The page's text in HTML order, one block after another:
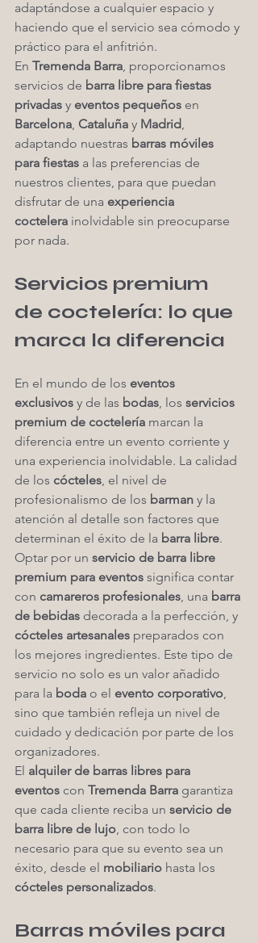
adaptándose a cualquier espacio y
haciendo que el servicio sea cómodo y
práctico para el anfitrión.
En Tremenda Barra, proporcionamos
servicios de barra libre para fiestas
privadas y eventos pequeños en
Barcelona, Cataluña y Madrid,
adaptando nuestras barras móviles
para fiestas a las preferencias de
nuestros clientes, para que puedan
disfrutar de una experiencia
coctelera inolvidable sin preocuparse
por nada.
Servicios premium
de coctelería: lo que
marca la diferencia
En el mundo de los eventos
exclusivos y de las bodas, los servicios
premium de coctelería marcan la
diferencia entre un evento corriente y
una experiencia inolvidable. La calidad
de los cócteles, el nivel de
profesionalismo de los barman y la
atención al detalle son factores que
determinan el éxito de la barra libre.
Optar por un servicio de barra libre
premium para eventos significa contar
con camareros profesionales, una barra
de bebidas decorada a la perfección, y
cócteles artesanales preparados con
los mejores ingredientes. Este tipo de
servicio no solo es un valor añadido
para la boda o el evento corporativo,
sino que también refleja un nivel de
cuidado y dedicación por parte de los
organizadores.
El alquiler de barras libres para
eventos con Tremenda Barra garantiza
que cada cliente reciba un servicio de
barra libre de lujo, con todo lo
necesario para que su evento sea un
éxito, desde el mobiliario hasta los
cócteles personalizados.
Barras móviles para